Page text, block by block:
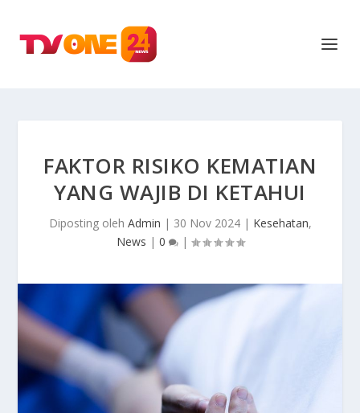
FAKTOR RISIKO KEMATIAN
YANG WAJIB DI KETAHUI
Diposting oleh Admin | 30 Nov 2024| Kesehatan,
News | 0 |